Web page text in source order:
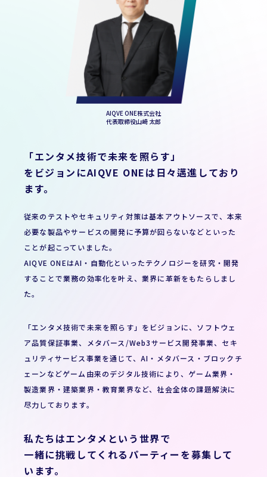
AIQVE ONE株式会社
代表取締役山崎 太郎
「エンタメ技術で未来を照らす」
をビジョンにAIQVE ONEは日々邁進しており
ます。
従来のテストやセキュリティ対策は基本アウトソースで、本来
必要な製品やサービスの開発に予算が回らないなどといった
ことが起こっていました。
AIQVE ONEはAI・自動化といったテクノロジーを研究・開発
することで業務の効率化を叶え、業界に革新をもたらしまし
た。
「エンタメ技術で未来を照らす」をビジョンに、ソフトウェ
ア品質保証事業、メタバース/Web3サービス開発事業、セキ
ュリティサービス事業を通じて、AI・メタバース・ブロックチ
ェーンなどゲーム由来のデジタル技術により、ゲーム業界・
製造業界・建築業界・教育業界など、社会全体の課題解決に
尽力しております。
私たちはエンタメという世界で
一緒に挑戦してくれるパーティーを募集して
います。